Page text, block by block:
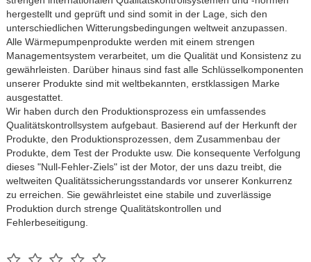
hergestellt und geprüft und sind somit in der Lage, sich den
unterschiedlichen Witterungsbedingungen weltweit anzupassen.
Alle Wärmepumpenprodukte werden mit einem strengen
Managementsystem verarbeitet, um die Qualität und Konsistenz zu
gewährleisten. Darüber hinaus sind fast alle Schlüsselkomponenten
unserer Produkte sind mit weltbekannten, erstklassigen Marke
ausgestattet.
Wir haben durch den Produktionsprozess ein umfassendes
Qualitätskontrollsystem aufgebaut. Basierend auf der Herkunft der
Produkte, den Produktionsprozessen, dem Zusammenbau der
Produkte, dem Test der Produkte usw. Die konsequente Verfolgung
dieses "Null-Fehler-Ziels" ist der Motor, der uns dazu treibt, die
weltweiten Qualitätssicherungsstandards vor unserer Konkurrenz
zu erreichen. Sie gewährleistet eine stabile und zuverlässige
Produktion durch strenge Qualitätskontrollen und
Fehlerbeseitigung.